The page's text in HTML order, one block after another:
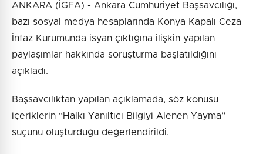
ANKARA (İGFA) - Ankara Cumhuriyet Başsavcılığı,
bazı sosyal medya hesaplarında Konya Kapalı Ceza
İnfaz Kurumunda isyan çıktığına ilişkin yapılan
paylaşımlar hakkında soruşturma başlatıldığını
açıkladı.
Başsavcılıktan yapılan açıklamada, söz konusu
içeriklerin “Halkı Yanıltıcı Bilgiyi Alenen Yayma”
suçunu oluşturduğu değerlendirildi.